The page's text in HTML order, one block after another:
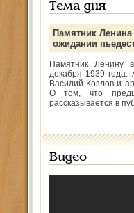
Тема дня
Памятник
ожидании
Памятник Ленину
декабря 1939 года.
Василий Козлов и
О том, что
рассказывается в
Видео